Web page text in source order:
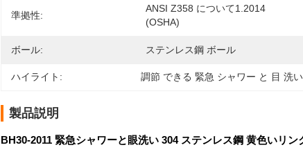
準拠性:
ANSI Z358 について1.2014
(OSHA)
ボール: ステンレス鋼 ボール
ハイライト: 調節 できる 緊急 シャワー と 目 洗い
製品説明
BH30-2011 緊急シャワーと眼洗い 304 ステンレス鋼 黄色いリン